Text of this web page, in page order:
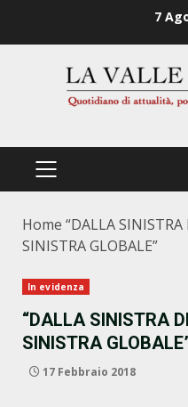
7
PRIMÄRES
Home “DALLA
SINISTRA GLOBALE”
In evidenza
“DALLA SINISTRA
SINISTRA
17 Febbraio 2018